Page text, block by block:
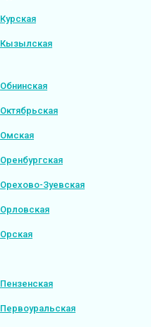
Курская
Кызылская
Обнинская
Октябрьская
Омская
Оренбургская
Орехово-Зуевская
Орловская
Орская
Пензенская
Первоуральская